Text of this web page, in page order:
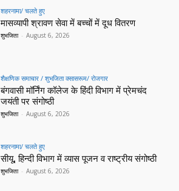
शहरनामा/ चलते हुए
मासव्यापी श्रावण सेवा में बच्चों में दूध वितरण
शुभजिता - August 6, 2026
शैक्षणिक समाचार / शुभजिता क्सासरूम/ रोजगार
बंगवासी मॉर्निंग कॉलेज के हिंदी विभाग में प्रेमचंद
जयंती पर संगोष्ठी
शुभजिता - August 6, 2026
शहरनामा/ चलते हुए
सीयू, हिन्दी विभाग में व्यास पूजन व राष्ट्रीय संगोष्ठी
शुभजिता - August 6, 2026